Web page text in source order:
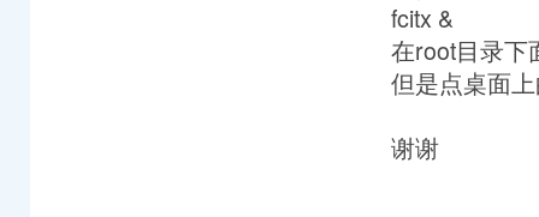
fcitx &
在root目录下
但是点桌面
谢谢